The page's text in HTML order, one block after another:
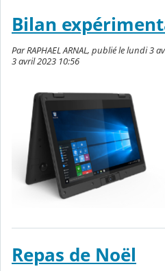
Bilan
Par RAPHAEL ARNAL, publié le lundi 3
3 avril 2023 10:56
Repas de Noël